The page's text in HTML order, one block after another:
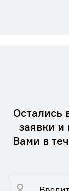
Остались
заявки
Вами в